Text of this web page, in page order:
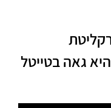
גאה בטייטל